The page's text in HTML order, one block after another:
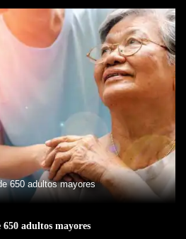
650 adultos mayores
adultos mayores